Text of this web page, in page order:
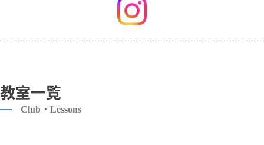
教室一覧
Club・Lessons